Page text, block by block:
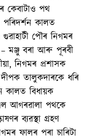
কেবাটাও পথ
পৰিদৰ্শন কালত
পৌৰ নিগমৰ
– মঞ্জু বৰা আৰু পূৰবী
নিগমৰ প্ৰশাসক
দীপক তালুকদাৰকে ধৰি
কালত বিধায়ক
আগৰৱালা পথকে
ব্যৱস্থা গ্ৰহণ
ফালৰ পৰা চাৰিটা